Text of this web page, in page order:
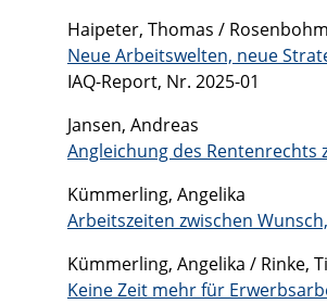
Haipeter, Thomas /
Neue Arbeitswelten, neue
IAQ-Report, Nr. 2025-01
Jansen, Andreas
Angleichung des
Kümmerling, Angelika
Arbeitszeiten zwischen
Kümmerling, Angelika / Rinke,
Keine Zeit mehr für